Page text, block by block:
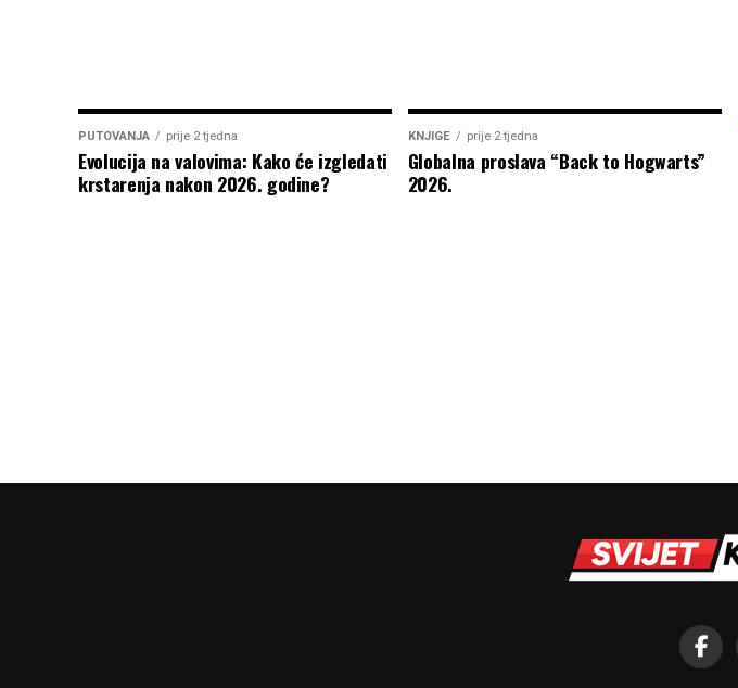
PUTOVANJA prije 2 tjedna
Evolucija na valovima: Kako će izgledati
krstarenja nakon 2026. godine?
KNJIGE prije 2 tjedna
Globalna proslava “Back to Hogwarts”
2026.